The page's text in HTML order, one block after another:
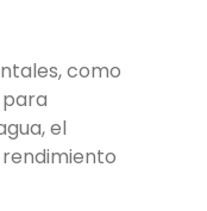
como
el